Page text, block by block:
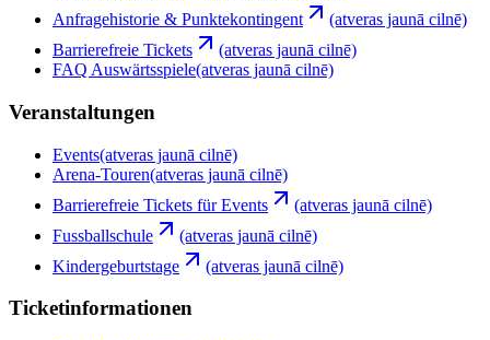
Anfragehistorie & Punktekontingent
(atveras jaunā cilnē)
Barrierefreie Tickets
(atveras jaunā cilnē)
FAQ Auswärtsspiele(atveras jaunā cilnē)
Veranstaltungen
Events(atveras jaunā cilnē)
Arena-Touren(atveras jaunā cilnē)
Barrierefreie Tickets für Events
(atveras jaunā cilnē)
Fussballschule
(atveras jaunā cilnē)
Kindergeburtstage
(atveras jaunā cilnē)
Ticketinformationen